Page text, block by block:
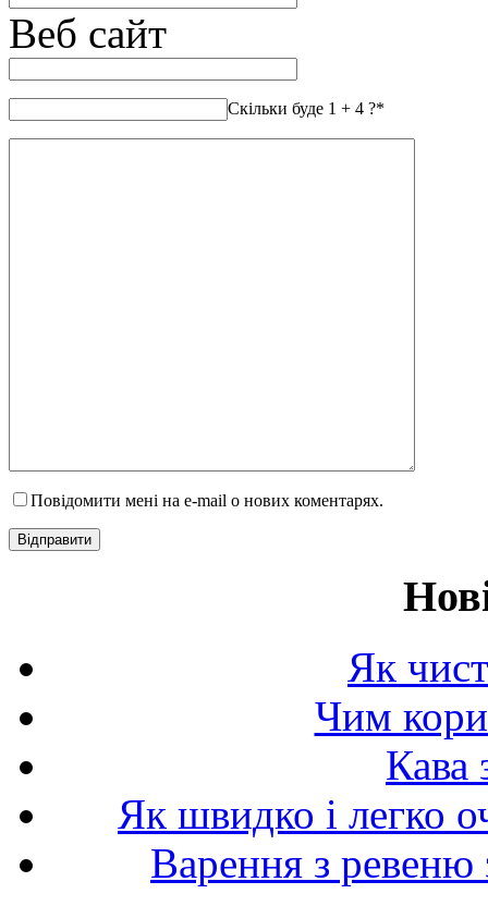
Веб сайт
Скільки буде 1 + 4 ?*
Повідомити мені на e-mail о нових коментарях.
Як
Чим
Кава
Як швидко і легко
Варення з ревеню